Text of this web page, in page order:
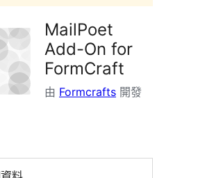
MailPoet
Add-On for
FormCraft
由 Formcrafts 開發